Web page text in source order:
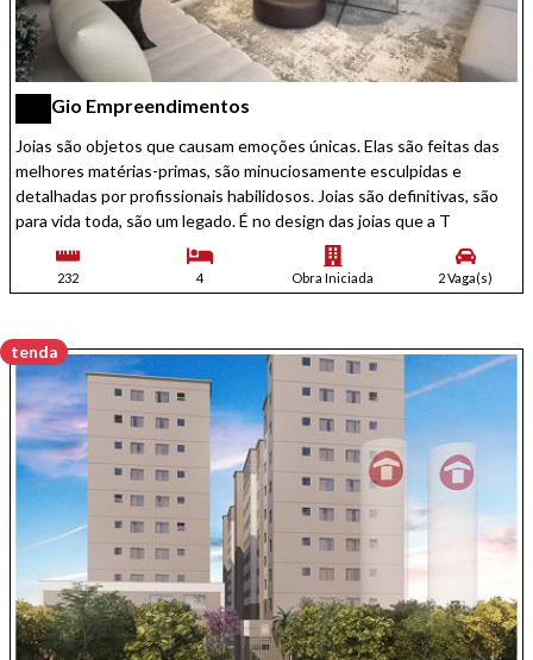
Gio Empreendimentos
Joias são objetos que causam emoções únicas. Elas são feitas das
melhores matérias-primas, são minuciosamente esculpidas e
detalhadas por profissionais habilidosos. Joias são definitivas, são
para vida toda, são um legado. É no design das joias que a T
232 4 Obra Iniciada 2 Vaga(s)
tenda